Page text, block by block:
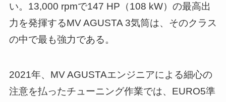
い。13,000 rpmで147 HP（108 kW）の最高出
力を発揮するMV AGUSTA 3気筒は、そのクラス
の中で最も強力である。
2021年、MV AGUSTAエンジニアによる細心の
注意を払ったチューニング作業では、EURO5準